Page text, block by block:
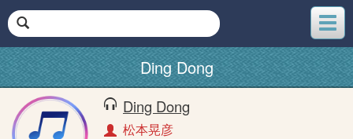
メ
ニ
ュ
ー
Ding Dong
Ding Dong
松本晃彦